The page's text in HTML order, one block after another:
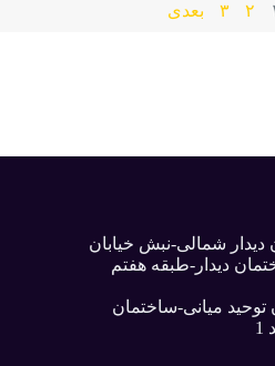
۲ ۳ بعدی
دیدار شمالی-نبش خیابان
دیدار-طبقه هفتم
توحید میانی-ساختمان